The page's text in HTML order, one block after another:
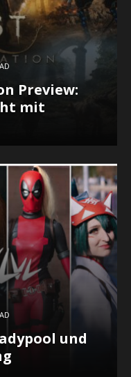
Preview:
mit
und